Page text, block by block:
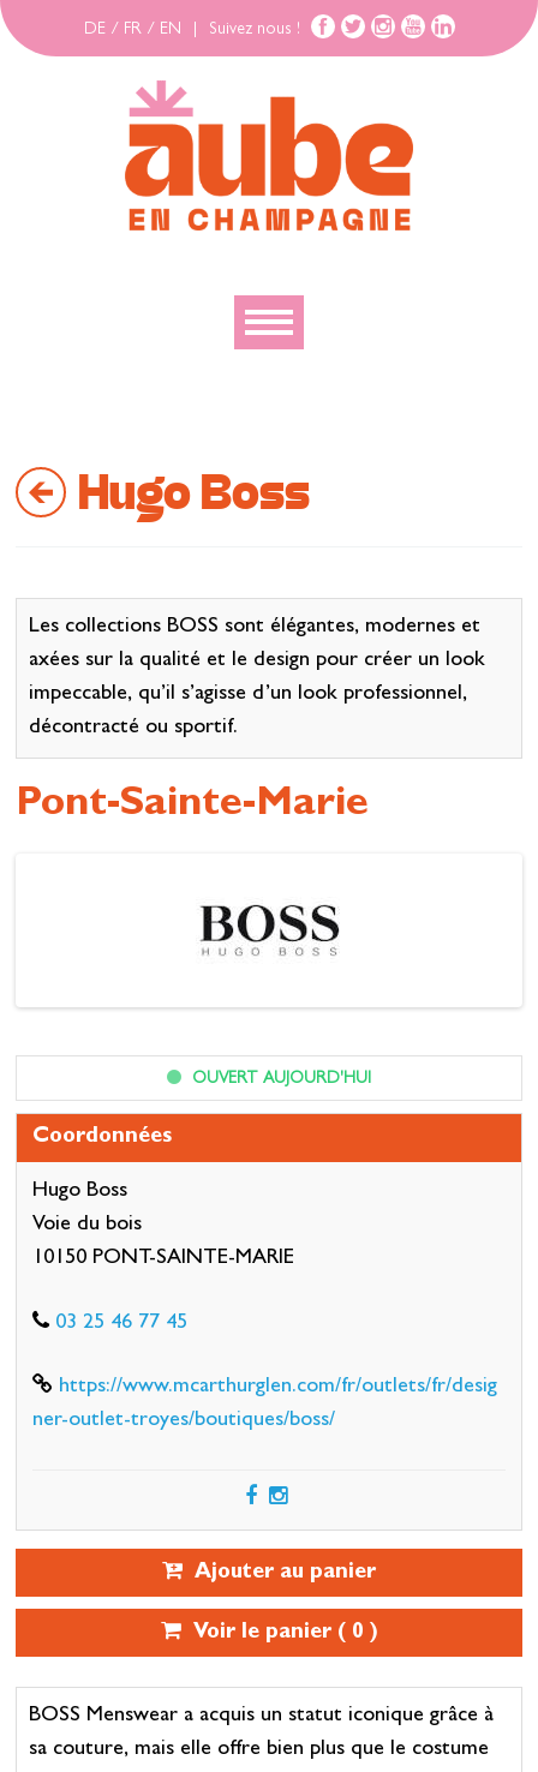
DE / FR / EN Suivez nous !
Bouger
S’inspirer
Hugo Boss
Les collections BOSS sont élégantes, modernes et
axées sur la qualité et le design pour créer un look
impeccable, qu’il s’agisse d’un look professionnel,
décontracté ou sportif.
Pont-Sainte-Marie
OUVERT AUJOURD'HUI
Coordonnées
Hugo Boss
Voie du bois
10150 PONT-SAINTE-MARIE
03 25 46 77 45
https://www.mcarthurglen.com/fr/outlets/fr/desig
ner-outlet-troyes/boutiques/boss/
Ajouter au panier
Voir le panier ( 0 )
BOSS Menswear a acquis un statut iconique grâce à
sa couture, mais elle offre bien plus que le costume